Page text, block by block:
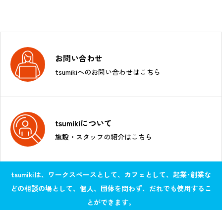
お問い合わせ
tsumikiへのお問い合わせはこちら
tsumikiについて
施設・スタッフの紹介はこちら
tsumikiは、ワークスペースとして、カフェとして、起業･創業な
どの相談の場として、個人、団体を問わず、だれでも使用するこ
とができます。